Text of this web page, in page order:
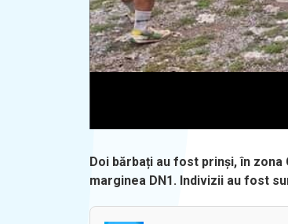
Doi bărbați au fost prinși, în
marginea DN1. Indivizii au fost